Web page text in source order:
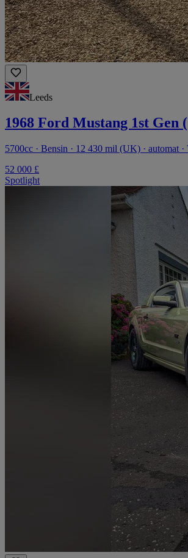
Leeds
1968 Ford Mustang 1st Gen
5700cc · Bensin · 12 430 mil (UK) · automat ·
52 000 £
Spotlight